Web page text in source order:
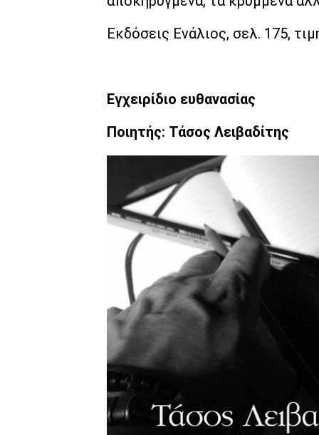
Εκδόσεις Ενάλιος, σελ. 175,
Εγχειρίδιο ευθανασίας
Ποιητής: Τάσος Λειβαδίτης